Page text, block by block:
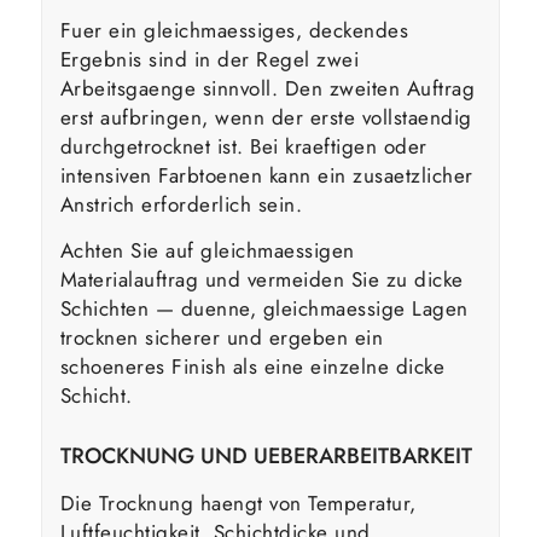
Fuer ein gleichmaessiges, deckendes
Ergebnis sind in der Regel zwei
Arbeitsgaenge sinnvoll. Den zweiten Auftrag
erst aufbringen, wenn der erste vollstaendig
durchgetrocknet ist. Bei kraeftigen oder
intensiven Farbtoenen kann ein zusaetzlicher
Anstrich erforderlich sein.
Achten Sie auf gleichmaessigen
Materialauftrag und vermeiden Sie zu dicke
Schichten — duenne, gleichmaessige Lagen
trocknen sicherer und ergeben ein
schoeneres Finish als eine einzelne dicke
Schicht.
TROCKNUNG UND UEBERARBEITBARKEIT
Die Trocknung haengt von Temperatur,